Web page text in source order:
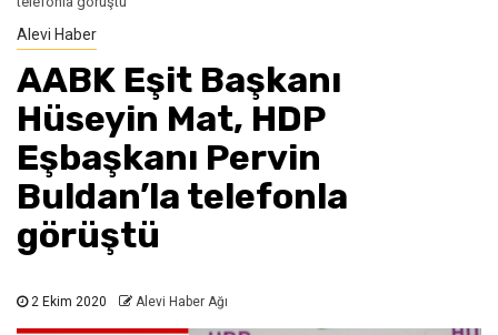
Alevi Haber
AABK Eşit Başkanı
Hüseyin Mat, HDP
Eşbaşkanı Pervin
Buldan’la telefonla
görüştü
2 Ekim 2020 Alevi Haber Ağı